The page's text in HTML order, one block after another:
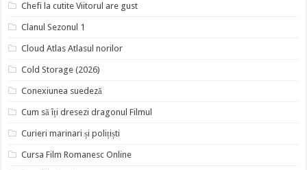
Chefi la cutite Viitorul are gust
Clanul Sezonul 1
Cloud Atlas Atlasul norilor
Cold Storage (2026)
Conexiunea suedeză
Cum să îți dresezi dragonul Filmul
Curieri marinari și polițiști
Cursa Film Romanesc Online